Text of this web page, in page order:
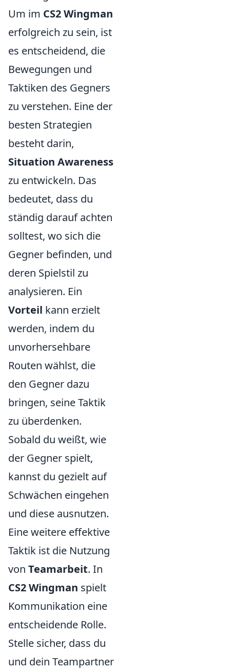
Um im CS2 Wingman
erfolgreich zu sein, ist
es entscheidend, die
Bewegungen und
Taktiken des Gegners
zu verstehen. Eine der
besten Strategien
besteht darin,
Situation Awareness
zu entwickeln. Das
bedeutet, dass du
ständig darauf achten
solltest, wo sich die
Gegner befinden, und
deren Spielstil zu
analysieren. Ein
Vorteil kann erzielt
werden, indem du
unvorhersehbare
Routen wählst, die
den Gegner dazu
bringen, seine Taktik
zu überdenken.
Sobald du weißt, wie
der Gegner spielt,
kannst du gezielt auf
Schwächen eingehen
und diese ausnutzen.
Eine weitere effektive
Taktik ist die Nutzung
von Teamarbeit. In
CS2 Wingman spielt
Kommunikation eine
entscheidende Rolle.
Stelle sicher, dass du
und dein Teampartner